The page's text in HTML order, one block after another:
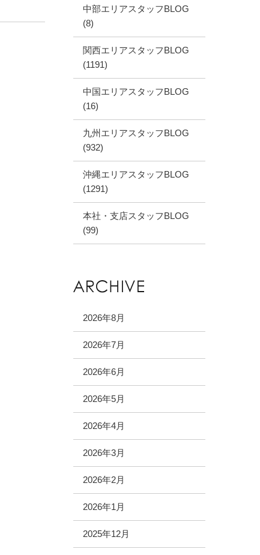
中部エリアスタッフBLOG
(8)
関西エリアスタッフBLOG
(1191)
中国エリアスタッフBLOG
(16)
九州エリアスタッフBLOG
(932)
沖縄エリアスタッフBLOG
(1291)
本社・支店スタッフBLOG
(99)
2026年8月
2026年7月
2026年6月
2026年5月
2026年4月
2026年3月
2026年2月
2026年1月
2025年12月